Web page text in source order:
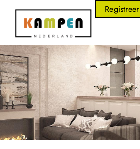
Registreer